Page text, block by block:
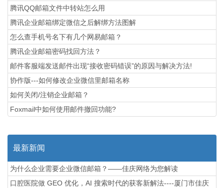
腾讯QQ邮箱文件中转站怎么用
腾讯企业邮箱绑定微信之后解绑方法图解
怎么查手机号名下有几个网易邮箱？
腾讯企业邮箱密码找回方法？
邮件客服端发送邮件出现“接收密码错误”的原因与解决方法!
协作版---如何修改企业微信里邮箱名称
如何关闭/注销企业邮箱？
Foxmail中如何使用邮件撤回功能?
最新新闻
为什么企业需要企业微信邮箱？——佳庆网络为您解读
口腔医院做 GEO 优化，AI 搜索时代的获客新解法----厦门市佳庆